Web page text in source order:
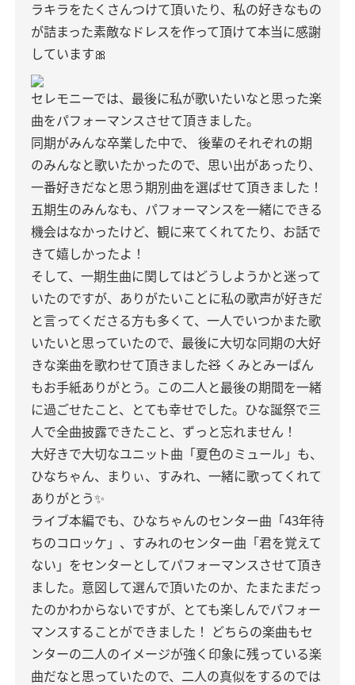
ラキラをたくさんつけて頂いたり、私の好きなもの
が詰まった素敵なドレスを作って頂けて本当に感謝
しています🎀
セレモニーでは、最後に私が歌いたいなと思った楽
曲をパフォーマンスさせて頂きました。
同期がみんな卒業した中で、
後輩のそれぞれの期
のみんなと歌いたかったので、思い出があったり、
一番好きだなと思う期別曲を選ばせて頂きました！
五期生のみんなも、パフォーマンスを一緒にできる
機会はなかったけど、観に来てくれてたり、お話で
きて嬉しかったよ！
そして、一期生曲に関してはどうしようかと迷って
いたのですが、ありがたいことに私の歌声が好きだ
と言ってくださる方も多くて、一人でいつかまた歌
いたいと思っていたので、最後に大切な同期の大好
きな楽曲を歌わせて頂きました🧸 くみとみーぱん
もお手紙ありがとう。この二人と最後の期間を一緒
に過ごせたこと、とても幸せでした。ひな誕祭で三
人で全曲披露できたこと、ずっと忘れません！
大好きで大切なユニット曲「夏色のミュール」も、
ひなちゃん、まりぃ、すみれ、一緒に歌ってくれて
ありがとう✨
ライブ本編でも、ひなちゃんのセンター曲「43年待
ちのコロッケ」、すみれのセンター曲「君を覚えて
ない」をセンターとしてパフォーマンスさせて頂き
ました。意図して選んで頂いたのか、たまたまだっ
たのかわからないですが、とても楽しんでパフォー
マンスすることができました！ どちらの楽曲もセ
ンターの二人のイメージが強く印象に残っている楽
曲だなと思っていたので、二人の真似をするのでは